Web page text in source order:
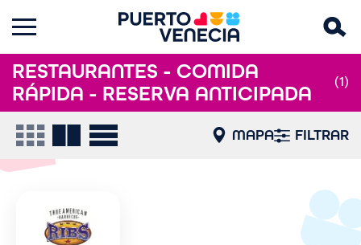
RESTAURANTES - COMIDA
RÁPIDA - RESERVA ANTICIPADA
(1)
MAPA FILTRAR